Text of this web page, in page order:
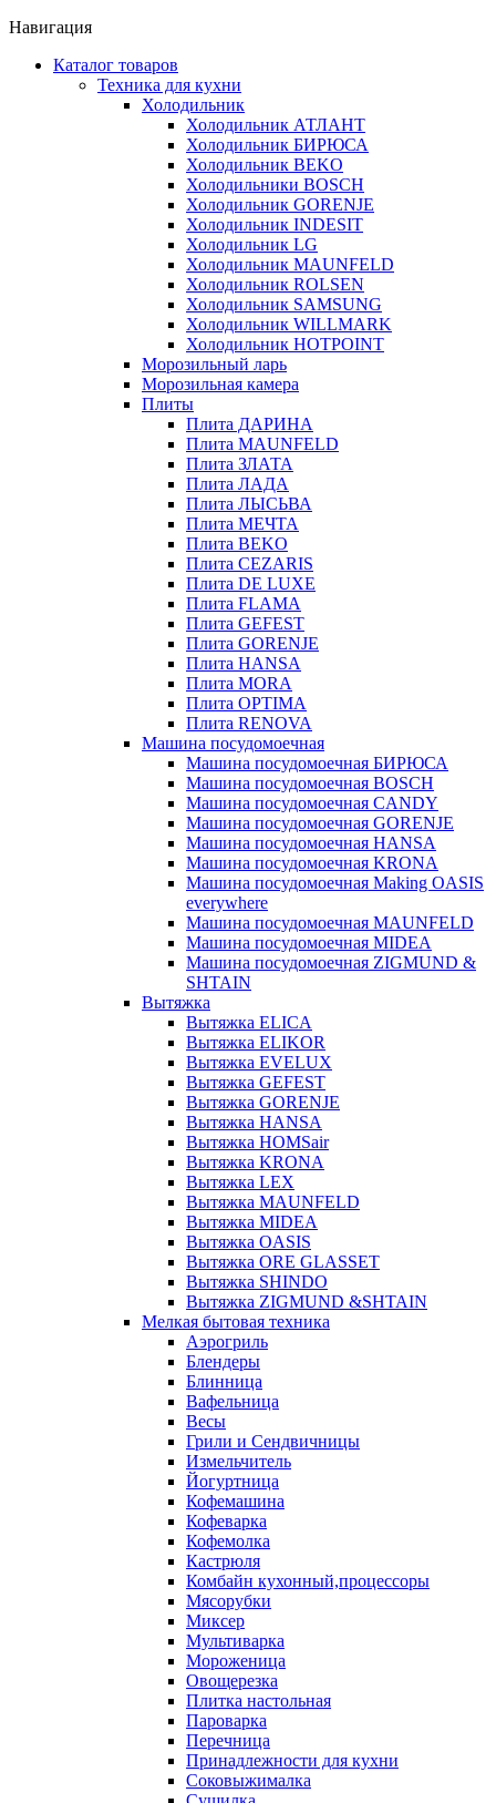
Навигация
Каталог товаров
Техника для кухни
Холодильник
Холодильник АТЛАНТ
Холодильник БИРЮСА
Холодильник BEKO
Холодильники BOSCH
Холодильник GORENJE
Холодильник INDESIT
Холодильник LG
Холодильник MAUNFELD
Холодильник ROLSEN
Холодильник SAMSUNG
Холодильник WILLMARK
Холодильник HOTPOINT
Морозильный ларь
Морозильная камера
Плиты
Плита ДАРИНА
Плита MAUNFELD
Плита ЗЛАТА
Плита ЛАДА
Плита ЛЫСЬВА
Плита МЕЧТА
Плита BEKO
Плита CEZARIS
Плита DE LUXE
Плита FLAMA
Плита GEFEST
Плита GORENJE
Плита HANSA
Плита MORA
Плита OPTIMA
Плита RENOVA
Машина посудомоечная
Машина посудомоечная БИРЮСА
Машина посудомоечная BOSCH
Машина посудомоечная CANDY
Машина посудомоечная GORENJE
Машина посудомоечная HANSA
Машина посудомоечная KRONA
Машина посудомоечная Making OASIS
everywhere
Машина посудомоечная MAUNFELD
Машина посудомоечная MIDEA
Машина посудомоечная ZIGMUND &
SHTAIN
Вытяжка
Вытяжка ELICA
Вытяжка ELIKOR
Вытяжка EVELUX
Вытяжка GEFEST
Вытяжка GORENJE
Вытяжка HANSA
Вытяжка HOMSair
Вытяжка KRONA
Вытяжка LEX
Вытяжка MAUNFELD
Вытяжка MIDEA
Вытяжка OASIS
Вытяжка ORE GLASSET
Вытяжка SHINDO
Вытяжка ZIGMUND &SHTAIN
Мелкая бытовая техника
Аэрогриль
Блендеры
Блинница
Вафельница
Весы
Грили и Сендвичницы
Измельчитель
Йогуртница
Кофемашина
Кофеварка
Кофемолка
Кастрюля
Комбайн кухонный,процессоры
Мясорубки
Миксер
Мультиварка
Мороженица
Овощерезка
Плитка настольная
Пароварка
Перечница
Принадлежности для кухни
Соковыжималка